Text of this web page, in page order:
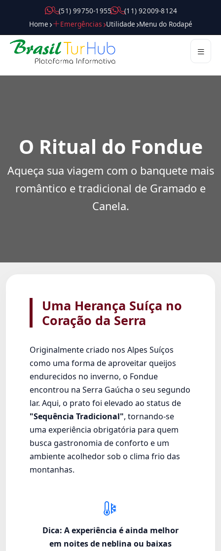
( 5 1 ) 9 9 7 5 0 - 1 9 5 5
( 1 1 ) 9 2 0 0 9 - 8 1 2 4
Home
Emergências Utilidade Menu do Rodapé
O Ritual do Fondue
Aqueça sua viagem com o banquete mais
romântico e tradicional de Gramado e
Canela.
Uma Herança Suíça no
Coração da Serra
Originalmente criado nos Alpes Suíços
como uma forma de aproveitar queijos
endurecidos no inverno, o Fondue
encontrou na Serra Gaúcha o seu segundo
lar. Aqui, o prato foi elevado ao status de
"Sequência Tradicional", tornando-se
uma experiência obrigatória para quem
busca gastronomia de conforto e um
ambiente acolhedor sob o clima frio das
montanhas.
Dica: A experiência é ainda melhor
em noites de neblina ou baixas